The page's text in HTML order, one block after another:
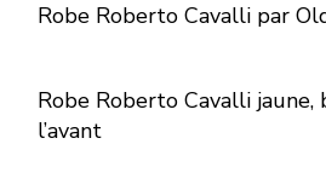
Robe Roberto Cavalli par
Robe Roberto Cavalli
l’avant